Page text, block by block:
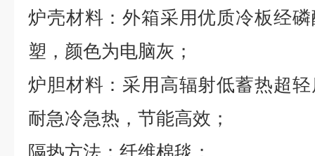
炉壳材料：外箱采用优质冷板经
塑，颜色为电脑灰；
炉胆材料：采用高辐射低蓄热超
耐急冷急热，节能高效；
隔热方法：纤维棉毯；